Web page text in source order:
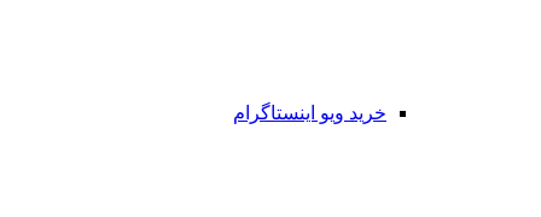
خرید ویو اینستاگرام